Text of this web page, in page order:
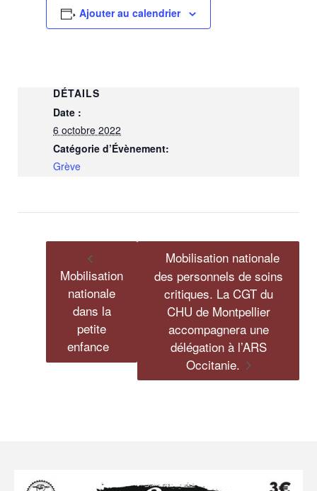
Ajouter au calendrier
DÉTAILS
Date :
6 octobre 2022
Catégorie d’Évènement:
Grève
Mobilisation
nationale
dans la
petite
enfance
Mobilisation nationale
des personnels de soins
critiques. La CGT du
CHU de Montpellier
accompagnera une
délégation à l’ARS
Occitanie.